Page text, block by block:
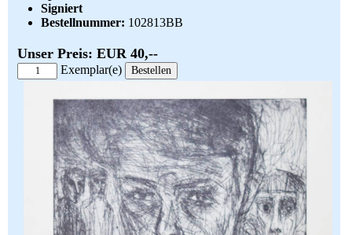
Impressum
Signiert
Bestellnummer: 102813BB
Unser Preis: EUR 40,--
Exemplar(e)